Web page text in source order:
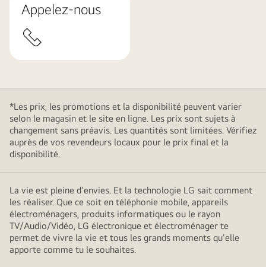
Appelez-nous
*Les prix, les promotions et la disponibilité peuvent varier
selon le magasin et le site en ligne. Les prix sont sujets à
changement sans préavis. Les quantités sont limitées. Vérifiez
auprès de vos revendeurs locaux pour le prix final et la
disponibilité.
La vie est pleine d'envies. Et la technologie LG sait comment
les réaliser. Que ce soit en téléphonie mobile, appareils
électroménagers, produits informatiques ou le rayon
TV/Audio/Vidéo, LG électronique et électroménager te
permet de vivre la vie et tous les grands moments qu'elle
apporte comme tu le souhaites.